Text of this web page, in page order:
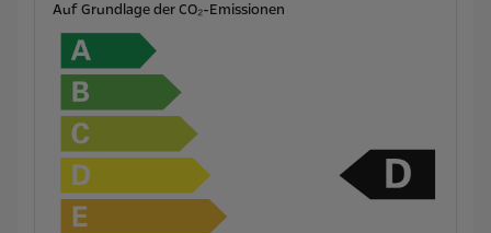
Auf Grundlage der CO₂-Emissionen